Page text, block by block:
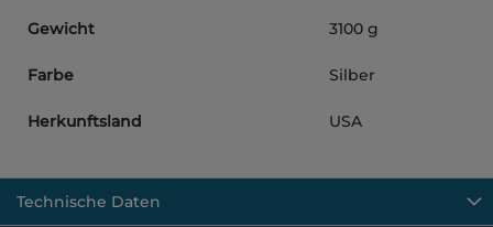
Gewicht 3100 g
Farbe Silber
Herkunftsland USA
Technische Daten